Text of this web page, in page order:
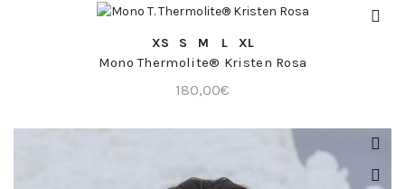
COMPRA RÁPIDA
XS S M L XL
Mono Thermolite® Kristen Rosa
180,00€